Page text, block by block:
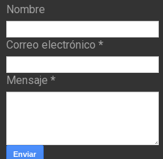
Nombre
Correo electrónico *
Mensaje *